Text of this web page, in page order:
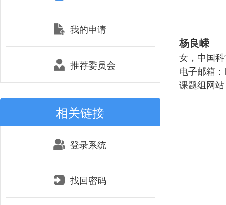
我的申请
推荐委员会
相关链接
登录系统
找回密码
杨良嵘
女，中国
电子邮箱
课题组网